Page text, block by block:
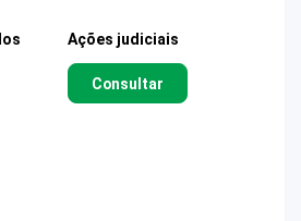
Ações judiciais
Consultar